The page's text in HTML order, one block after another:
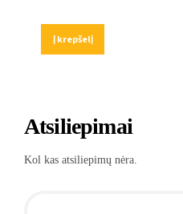
Į krepšelį
Atsiliepimai
Kol kas atsiliepimų nėra.